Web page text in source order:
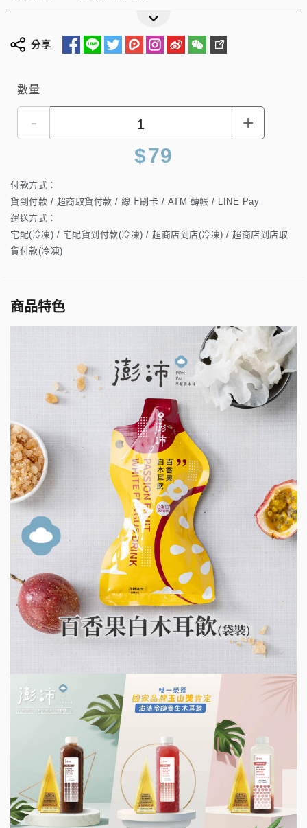
分享
數量
- +
$79
付款方式：
貨到付款 / 超商取貨付款 / 線上刷卡 / ATM 轉帳 / LINE Pay
運送方式：
宅配(冷凍) / 宅配貨到付款(冷凍) / 超商店到店(冷凍) / 超商店到店取
貨付款(冷凍)
商品特色